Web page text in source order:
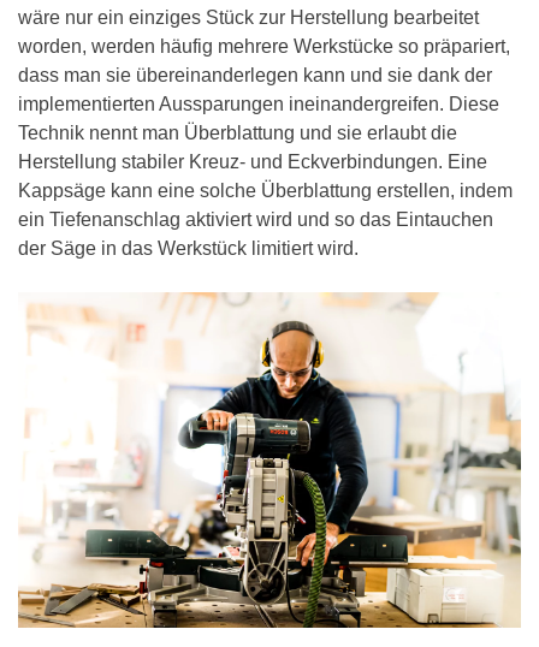
wäre nur ein einziges Stück zur Herstellung bearbeitet
worden, werden häufig mehrere Werkstücke so präpariert,
dass man sie übereinanderlegen kann und sie dank der
implementierten Aussparungen ineinandergreifen. Diese
Technik nennt man Überblattung und sie erlaubt die
Herstellung stabiler Kreuz- und Eckverbindungen. Eine
Kappsäge kann eine solche Überblattung erstellen, indem
ein Tiefenanschlag aktiviert wird und so das Eintauchen
der Säge in das Werkstück limitiert wird.